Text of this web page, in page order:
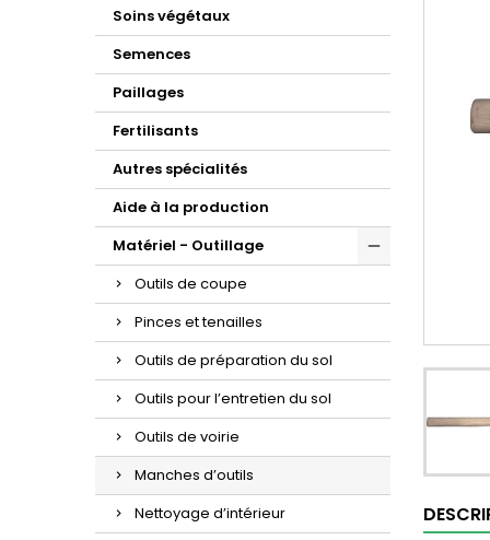
Soins végétaux
Semences
Paillages
Fertilisants
Autres spécialités
Aide à la production
Matériel - Outillage
Outils de coupe
Pinces et tenailles
Outils de préparation du sol
Outils pour l’entretien du sol
Outils de voirie
Manches d’outils
Nettoyage d’intérieur